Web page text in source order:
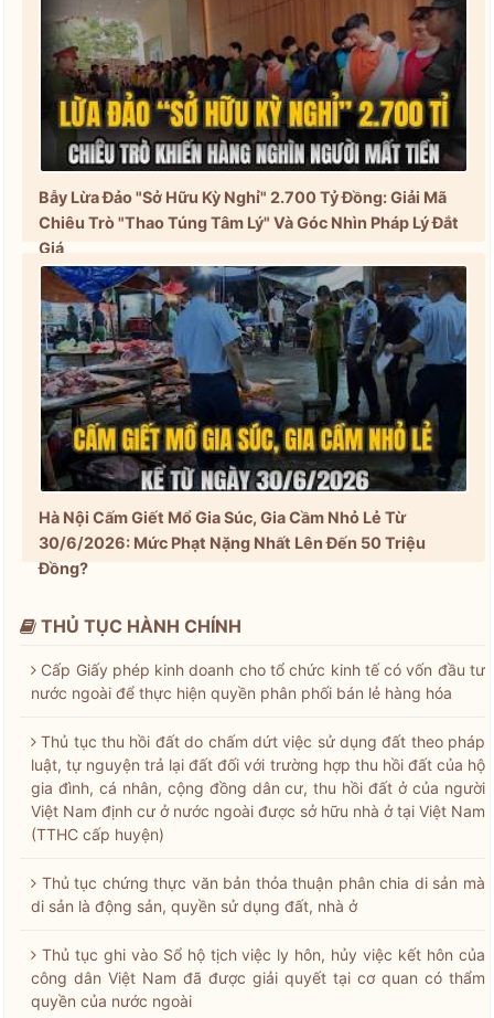
Bẫy Lừa Đảo "Sở Hữu Kỳ Nghỉ" 2.700 Tỷ Đồng: Giải Mã
Chiêu Trò "Thao Túng Tâm Lý" Và Góc Nhìn Pháp Lý Đắt
Giá
Hà Nội Cấm Giết Mổ Gia Súc, Gia Cầm Nhỏ Lẻ Từ
30/6/2026: Mức Phạt Nặng Nhất Lên Đến 50 Triệu
Đồng?
THỦ TỤC HÀNH CHÍNH
Cấp Giấy phép kinh doanh cho tổ chức kinh tế có vốn đầu tư
nước ngoài để thực hiện quyền phân phối bán lẻ hàng hóa
Thủ tục thu hồi đất do chấm dứt việc sử dụng đất theo pháp
luật, tự nguyện trả lại đất đối với trường hợp thu hồi đất của hộ
gia đình, cá nhân, cộng đồng dân cư, thu hồi đất ở của người
Việt Nam định cư ở nước ngoài được sở hữu nhà ở tại Việt Nam
(TTHC cấp huyện)
Thủ tục chứng thực văn bản thỏa thuận phân chia di sản mà
di sản là động sản, quyền sử dụng đất, nhà ở
Thủ tục ghi vào Sổ hộ tịch việc ly hôn, hủy việc kết hôn của
công dân Việt Nam đã được giải quyết tại cơ quan có thẩm
quyền của nước ngoài